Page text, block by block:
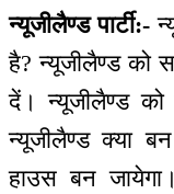
न्यूजीलैण्ड पार्टी:-
है? न्यूजीलैण्ड को
दें। न्यूजीलैण्ड को
न्यूजीलैण्ड क्या
हाउस बन